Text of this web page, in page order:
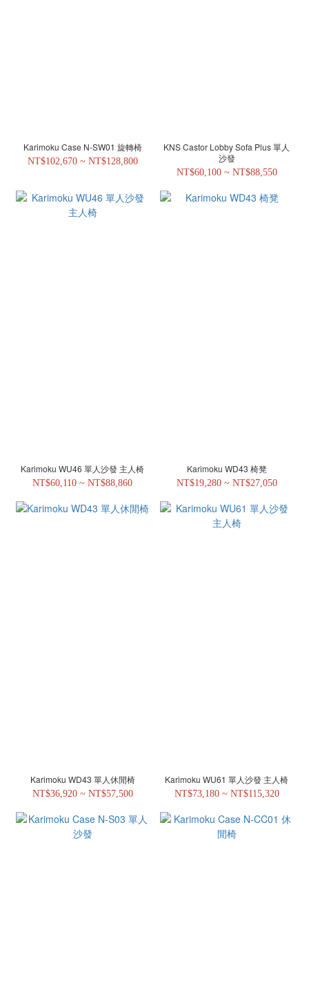
Karimoku Case N-SW01 旋轉椅
NT$102,670 ~ NT$128,800
KNS Castor Lobby Sofa Plus 單人
沙發
NT$60,100 ~ NT$88,550
Karimoku WU46 單人沙發 主人椅
NT$60,110 ~ NT$88,860
Karimoku WD43 椅凳
NT$19,280 ~ NT$27,050
Karimoku WD43 單人休閒椅
NT$36,920 ~ NT$57,500
Karimoku WU61 單人沙發 主人椅
NT$73,180 ~ NT$115,320